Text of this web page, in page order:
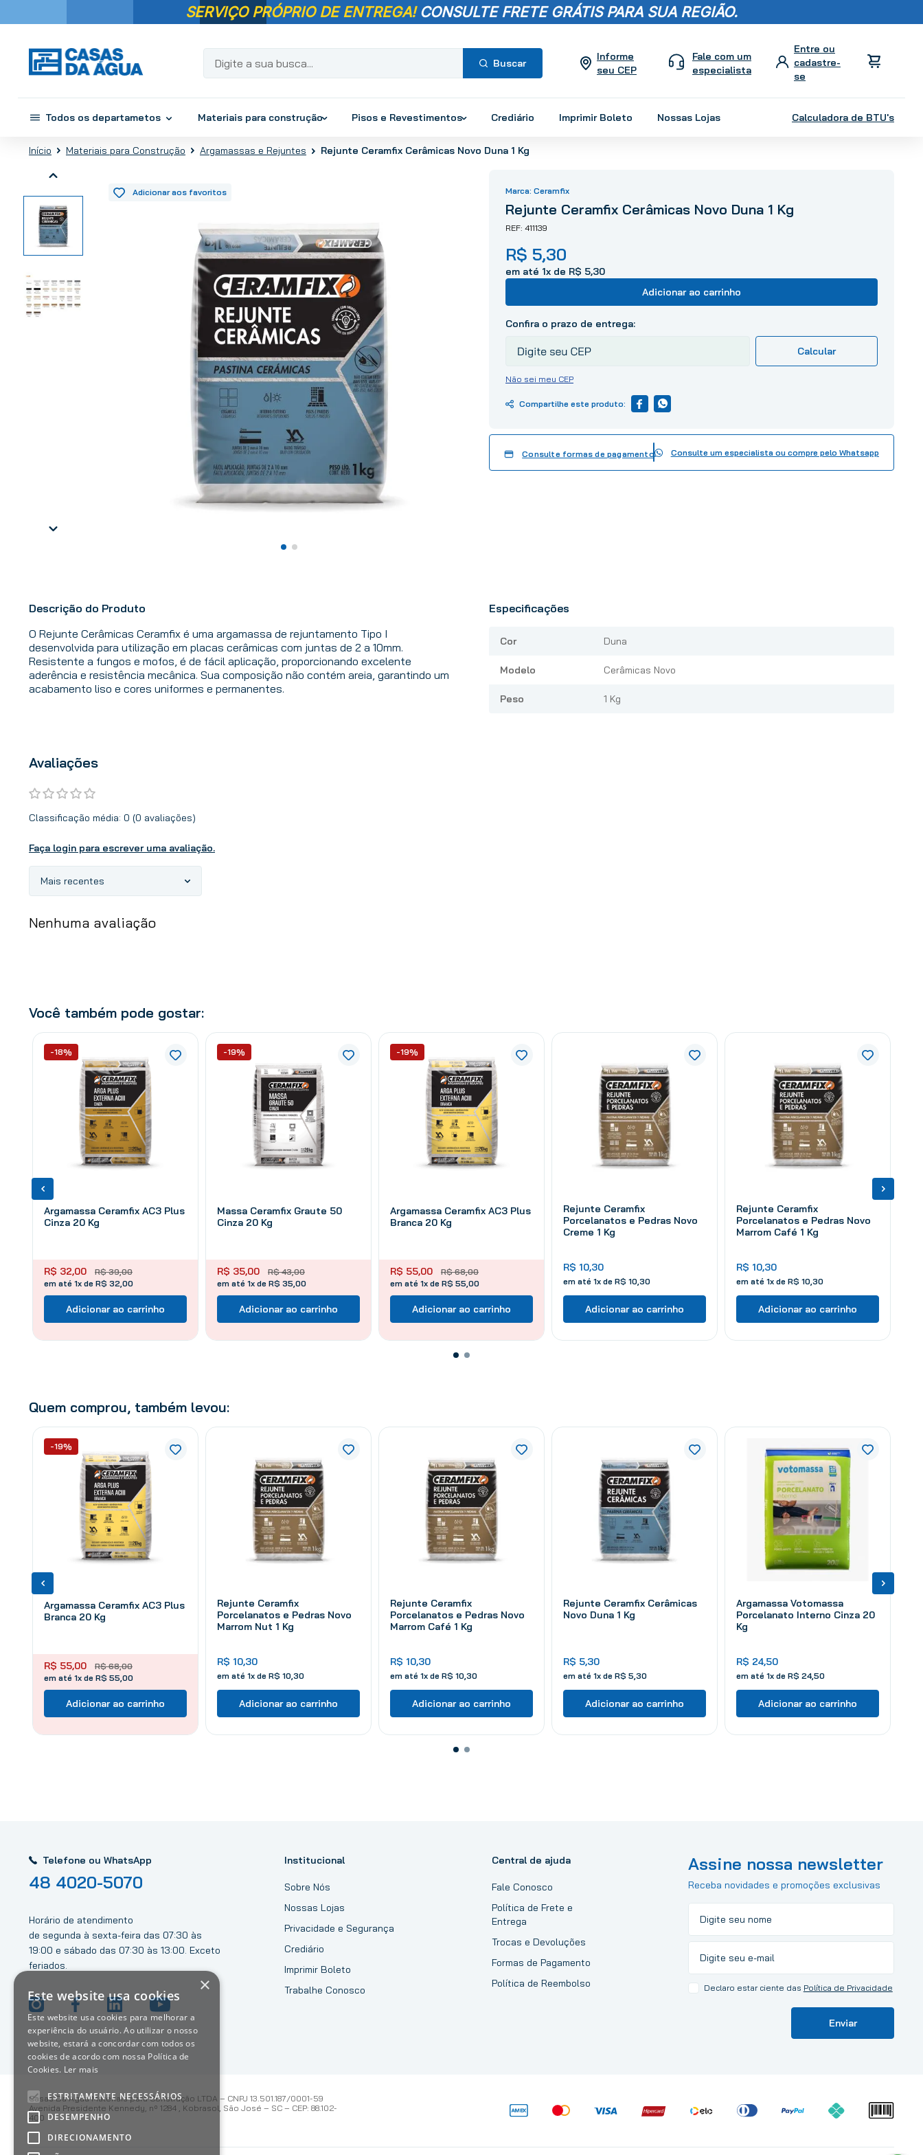
SERVIÇO PRÓPRIO DE ENTREGA! CONSULTE FRETE GRÁTIS PARA SUA REGIÃO.
Digite a sua busca...
Informe
seu CEP
Fale com um
especialista
Todos os departametos Materiais para construção Pisos e Revestimentos Crediário Imprimir Boleto Nossas Lojas Calculadora de BTU's
Materiais para Construção Argamassas e Rejuntes Rejunte Ceramfix Cerâmicas Novo Duna 1 Kg
Ceramfix
Rejunte Ceramfix Cerâmicas Novo Duna 1 Kg
411139
R$ 5,30
em até 1x de R$ 5,30
Adicionar ao carrinho
Não sei meu CEP
Consulte formas de pagamento Consulte um especialista ou compre pelo Whatsapp
Descrição do Produto
O Rejunte Cerâmicas Ceramfix é uma argamassa de rejuntamento Tipo I
desenvolvida para utilização em placas cerâmicas com juntas de 2 a 10mm.
Resistente a fungos e mofos, é de fácil aplicação, proporcionando excelente
aderência e resistência mecânica. Sua composição não contém areia, garantindo um
acabamento liso e cores uniformes e permanentes.
Especificações
Cor Duna
Modelo Cerâmicas Novo
Peso 1 Kg
Avaliações
Classificação média: 0 (0 avaliações)
Faça login para escrever uma avaliação.
Mais recentes
Nenhuma avaliação
Você também pode gostar:
Argamassa Ceramfix AC3 Plus
Cinza 20 Kg
R$ 39,00
R$ 32,00
em até 1x de R$ 32,00
-18%
Adicionar ao carrinho
Massa Ceramfix Graute 50
Cinza 20 Kg
R$ 43,00
R$ 35,00
em até 1x de R$ 35,00
-19%
Adicionar ao carrinho
Argamassa Ceramfix AC3 Plus
Branca 20 Kg
R$ 68,00
R$ 55,00
em até 1x de R$ 55,00
-19%
Adicionar ao carrinho
Rejunte Ceramfix
Porcelanatos e Pedras Novo
Creme 1 Kg
R$ 10,30
em até 1x de R$ 10 30
Adicionar ao carrinho
Rejunte Ceramfix
Porcelanatos e Pedras Novo
Marrom Café 1 Kg
R$ 10,30
em até 1x de R$ 10 30
Adicionar ao carrinho
Quem comprou, também levou:
Argamassa Ceramfix AC3 Plus
Branca 20 Kg
R$ 68,00
R$ 55,00
em até 1x de R$ 55,00
-19%
Adicionar ao carrinho
Rejunte Ceramfix
Porcelanatos e Pedras Novo
Marrom Nut 1 Kg
R$ 10,30
em até 1x de R$ 10 30
Adicionar ao carrinho
Rejunte Ceramfix
Porcelanatos e Pedras Novo
Marrom Café 1 Kg
R$ 10,30
em até 1x de R$ 10 30
Adicionar ao carrinho
Rejunte Ceramfix Cerâmicas
Novo Duna 1 Kg
R$ 5,30
em até 1x de R$ 5 30
Adicionar ao carrinho
Argamassa Votomassa
Porcelanato Interno Cinza 20
Kg
R$ 24,50
em até 1x de R$ 24,50
Adicionar ao carrinho
Telefone ou WhatsApp
48 4020-5070
Horário de atendimento
de segunda à sexta-feira das 07:30 às
19:00 e sábado das 07:30 às 13:00. Exceto
feriados.
Institucional
Sobre Nós
Nossas Lojas
Privacidade e Segurança
Crediário
Imprimir Boleto
Trabalhe Conosco
Central de ajuda
Fale Conosco
Política de Frete e
Entrega
Trocas e Devoluções
Formas de Pagamento
Política de Reembolso
Assine nossa newsletter
Receba novidades e promoções exclusivas
Declaro estar ciente das Política de Privacidade
Enviar
Casas Da Água Materiais para Construção LTDA – CNPJ 13.501.187/0001-59
Avenida Presidente Kennedy, nº 1284 , Kobrasol, São José – SC – CEP: 88.102-
400
×
Este website usa cookies
Este website usa cookies para melhorar a
experiência do usuário. Ao utilizar o nosso
website, estará a concordar com todos os
cookies de acordo com nossa Política de
Cookies. Ler mais
ESTRITAMENTE NECESSÁRIOS
DESEMPENHO
DIRECIONAMENTO
Termos mais
2 º
porcelanato
revestimento
vaso sanitário
chuveiro